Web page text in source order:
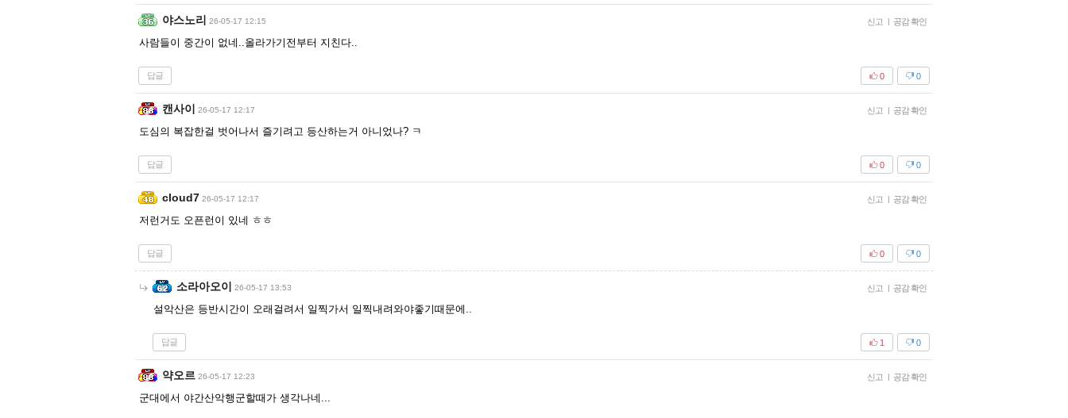
야스노리 26-05-17 12:15 신고 | 공감 확인
사람들이 중간이 없네..올라가기전부터 지친다..
답글 0
0
캔사이 26-05-17 12:17 신고 | 공감 확인
도심의 복잡한걸 벗어나서 즐기려고 등산하는거 아니었나? ㅋ
답글 0
0
cloud7 26-05-17 12:17 신고 | 공감 확인
저런거도 오픈런이 있네 ㅎㅎ
답글 0
0
소라아오이 26-05-17 13:53 신고 | 공감 확인
설악산은 등반시간이 오래걸려서 일찍가서 일찍내려와야좋기때문에..
답글 0
1
약오르 26-05-17 12:23 신고 | 공감 확인
군대에서 야간산악행군할때가 생각나네...